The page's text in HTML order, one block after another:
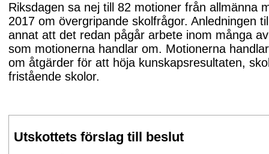
Riksdagen sa nej till 82 motioner från allmänna
2017 om övergripande skolfrågor. Anledningen
annat att det redan pågår arbete inom många
som motionerna handlar om. Motionerna
om åtgärder för att höja kunskapsresultaten,
fristående skolor.
Utskottets förslag till beslut